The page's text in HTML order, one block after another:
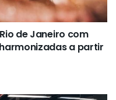
de Janeiro com
a partir